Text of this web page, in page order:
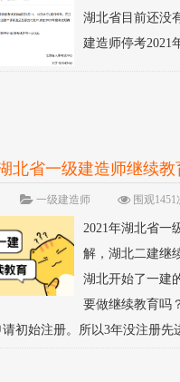
湖北省目前还没
建造师停考2021
北省一级建造师继续
一级建造师 围观1451
2021年湖北省一
解，湖北二建继
湖北开始了一建
要做继续教育吗
初始注册。所以3年没注册